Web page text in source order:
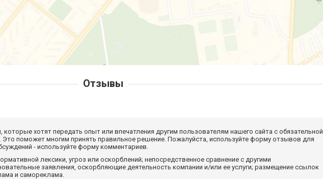
Отзывы
хотят передать опыт или впечатления другим пользователям нашего сайта с обязательной
Это поможет многим принять правильное решение. Пожалуйста, используйте форму отзывов для
- используйте форму комментариев.
лексики, угроз или оскорблений; непосредственное сравнение с другими
заявления, оскорбляющие деятельность компании и/или ее услуги; размещение ссылок
и самореклама.